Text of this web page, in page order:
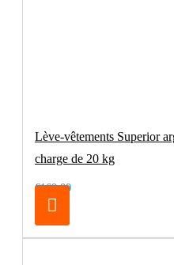
Lève-vêtements Superior
charge de 20 kg
€169.00